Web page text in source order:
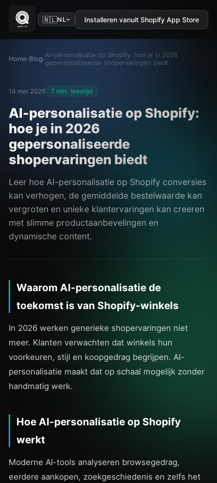
🇳🇱NL Installeren vanuit Shopify App Store
Home›Blog›AI-personalisatie op Shopify: hoe je in 2026
gepersonaliseerde shopervaringen biedt
14 mei 2026 7 min. leestijd
AI-personalisatie op Shopify:
hoe je in 2026
gepersonaliseerde
shopervaringen biedt
Leer hoe AI-personalisatie op Shopify conversies
kan verhogen, de gemiddelde bestelwaarde kan
vergroten en unieke klantervaringen kan creeren
met slimme productaanbevelingen en
dynamische content.
Waarom AI-personalisatie de
toekomst is van Shopify-winkels
In 2026 werken generieke shopervaringen niet
meer. Klanten verwachten dat winkels hun
voorkeuren, stijl en koopgedrag begrijpen. AI-
personalisatie maakt dat op schaal mogelijk zonder
handmatig werk.
Hoe AI-personalisatie op Shopify
werkt
Moderne AI-tools analyseren browsegedrag,
eerdere aankopen, zoekgeschiedenis en zelfs het